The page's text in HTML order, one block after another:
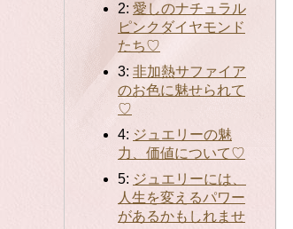
2: 愛しのナチュラル
ピンクダイヤモンド
たち♡
3: 非加熱サファイア
のお色に魅せられて
♡
4: ジュエリーの魅
力、価値について♡
5: ジュエリーには、
人生を変えるパワー
があるかもしれませ